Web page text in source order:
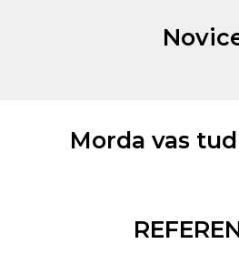
Morda vas